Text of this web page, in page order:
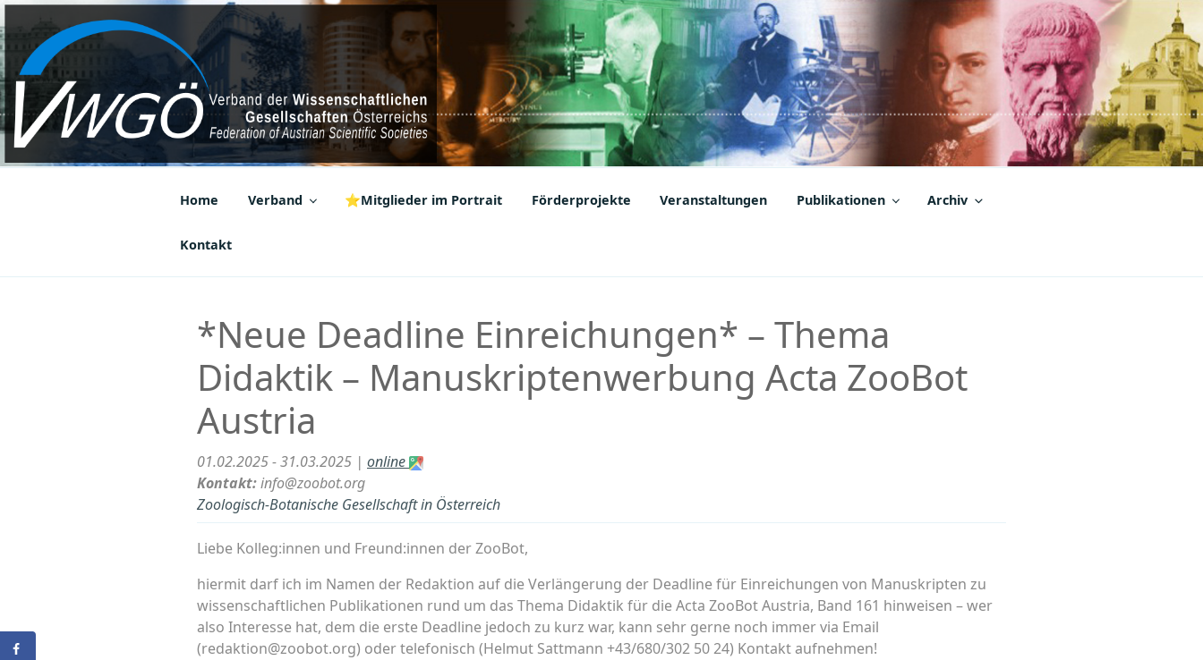
Zum
Inhalt
springen
VWGÖ
Federation of Austrian Scientific Societies
Home Verband ⭐Mitglieder im Portrait Förderprojekte Veranstaltungen Publikationen Archiv
Kontakt
*Neue Deadline Einreichungen* – Thema
Didaktik – Manuskriptenwerbung Acta ZooBot
Austria
01.02.2025 - 31.03.2025 | online
Kontakt:info@zoobot.org
Zoologisch-Botanische Gesellschaft in Österreich
Liebe Kolleg:innen und Freund:innen der ZooBot,
hiermit darf ich im Namen der Redaktion auf die Verlängerung der Deadline für Einreichungen von Manuskripten zu
wissenschaftlichen Publikationen rund um das Thema Didaktik für die Acta ZooBot Austria, Band 161 hinweisen – wer
also Interesse hat, dem die erste Deadline jedoch zu kurz war, kann sehr gerne noch immer via Email
(redaktion@zoobot.org) oder telefonisch (Helmut Sattmann +43/680/302 50 24) Kontakt aufnehmen!